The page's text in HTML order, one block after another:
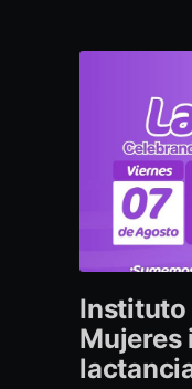
Instituto
Mujeres